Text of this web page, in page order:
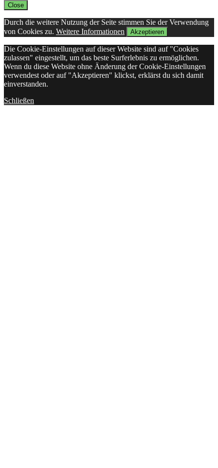
Close
Durch die weitere Nutzung der Seite stimmen Sie der Verwendung
von Cookies zu. Weitere Informationen Akzeptieren
Die Cookie-Einstellungen auf dieser Website sind auf "Cookies
zulassen" eingestellt, um das beste Surferlebnis zu ermöglichen.
Wenn du diese Website ohne Änderung der Cookie-Einstellungen
verwendest oder auf "Akzeptieren" klickst, erklärst du sich damit
einverstanden.
Schließen